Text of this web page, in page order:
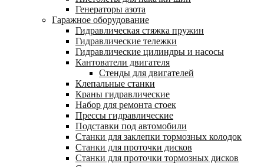
Генераторы азота
Гаражное оборудование
Гидравлическая стяжка пружин
Гидравлические тележки
Гидравлические цилиндры и насосы
Кантователи двигателя
Стенды для двигателей
Клепальные станки
Краны гидравлические
Набор для ремонта стоек
Прессы гидравлические
Подставки под автомобили
Станки для заклепки тормозных колодок
Станки для проточки дисков
Станки для проточки тормозных дисков